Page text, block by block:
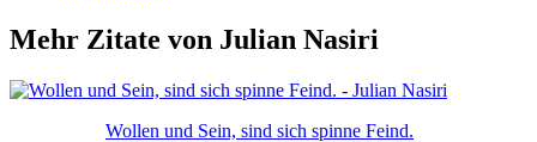
Mehr Zitate von Julian Nasiri
Wollen und Sein, sind sich spinne Feind.